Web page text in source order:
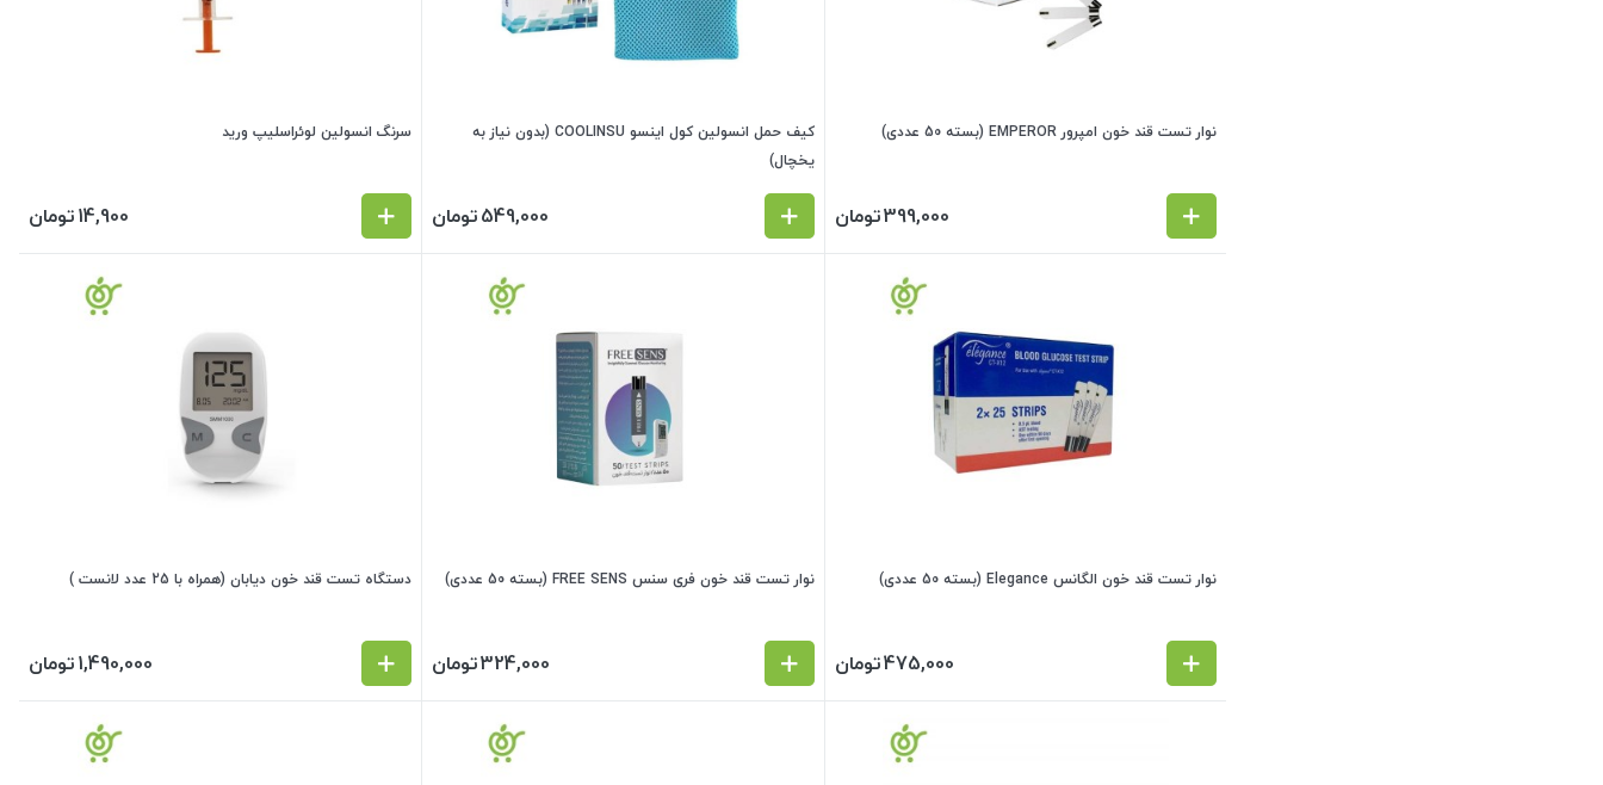
نوار تست قند خون امپرور EMPEROR (بسته 50 عددی)
399,000تومان
کیف حمل انسولین کول اینسو COOLINSU (بدون نیاز به
یخچال)
549,000تومان
سرنگ انسولین لوئراسلیپ ورید
14,900تومان
نوار تست قند خون الگانس Elegance (بسته 50 عددی)
475,000تومان
نوار تست قند خون فری سنس FREE SENS (بسته 50 عددی)
324,000تومان
دستگاه تست قند خون دیابان (همراه با 25 عدد لانست )
1,490,000تومان